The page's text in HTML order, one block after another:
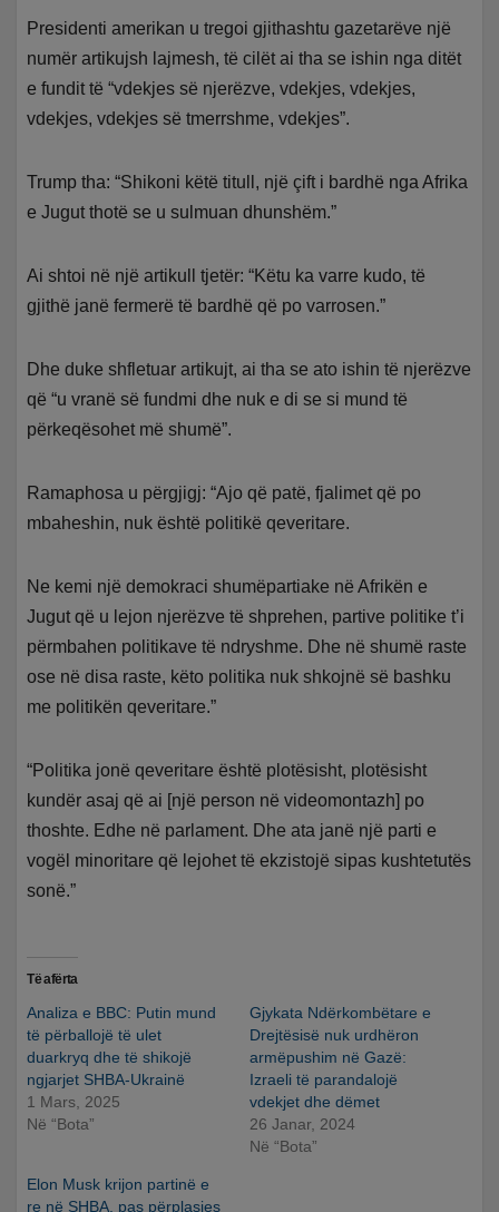
Presidenti amerikan u tregoi gjithashtu gazetarëve një
numër artikujsh lajmesh, të cilët ai tha se ishin nga ditët
e fundit të “vdekjes së njerëzve, vdekjes, vdekjes,
vdekjes, vdekjes së tmerrshme, vdekjes”.
Trump tha: “Shikoni këtë titull, një çift i bardhë nga Afrika
e Jugut thotë se u sulmuan dhunshëm.”
Ai shtoi në një artikull tjetër: “Këtu ka varre kudo, të
gjithë janë fermerë të bardhë që po varrosen.”
Dhe duke shfletuar artikujt, ai tha se ato ishin të njerëzve
që “u vranë së fundmi dhe nuk e di se si mund të
përkeqësohet më shumë”.
Ramaphosa u përgjigj: “Ajo që patë, fjalimet që po
mbaheshin, nuk është politikë qeveritare.
Ne kemi një demokraci shumëpartiake në Afrikën e
Jugut që u lejon njerëzve të shprehen, partive politike t’i
përmbahen politikave të ndryshme. Dhe në shumë raste
ose në disa raste, këto politika nuk shkojnë së bashku
me politikën qeveritare.”
“Politika jonë qeveritare është plotësisht, plotësisht
kundër asaj që ai [një person në videomontazh] po
thoshte. Edhe në parlament. Dhe ata janë një parti e
vogël minoritare që lejohet të ekzistojë sipas kushtetutës
sonë.”
Të afërta
Analiza e BBC: Putin mund
të përballojë të ulet
duarkryq dhe të shikojë
ngjarjet SHBA-Ukrainë
1 Mars, 2025
Në “Bota”
Gjykata Ndërkombëtare e
Drejtësisë nuk urdhëron
armëpushim në Gazë:
Izraeli të parandalojë
vdekjet dhe dëmet
26 Janar, 2024
Në “Bota”
Elon Musk krijon partinë e
re në SHBA, pas përplasjes